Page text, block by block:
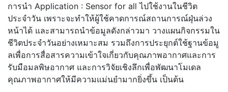
การนำ Application : Sensor for all ไปใช้งานในชีวิต
ประจำวัน เพราะจะทำให้ผู้ใช้คาดการณ์สถานการณ์ฝุ่นล่วง
หน้าได้ และสามารถนำข้อมูลดังกล่าวมา วางแผนกิจกรรมใน
ชีวิตประจำวันอย่างเหมาะสม รวมถึงการประยุกต์ใช้ฐานข้อมู
ลเพื่อการสื่อสารความเข้าใจเกี่ยวกับคุณภาพอากาศและการ
รับมือมลพิษอากาศ และการวิจัยเชิงลึกเพื่อพัฒนาโมเดล
คุณภาพอากาศให้มีความแม่นยำมากยิ่งขึ้น เป็นต้น